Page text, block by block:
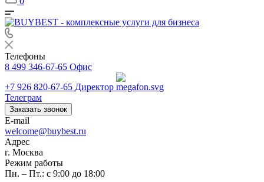
Телефоны
8 499 346-67-65 Офис
+7 926 820-67-65 Директор
Телеграм
Заказать звонок
E-mail
welcome@buybest.ru
Адрес
г. Москва
Режим работы
Пн. – Пт.: с 9:00 до 18:00